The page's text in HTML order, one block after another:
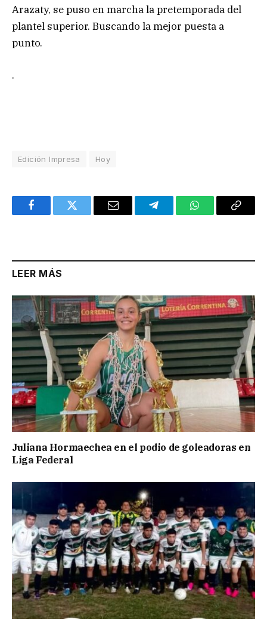
Arazaty, se puso en marcha la pretemporada del
plantel superior. Buscando la mejor puesta a
punto.
.
Edición Impresa Hoy
FacebookTwitter Email TelegramWhatsAppCopy
LEER MÁS
Juliana Hormaechea en el podio de goleadoras en
Liga Federal